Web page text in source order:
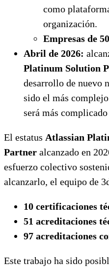
como
organización.
Empresas de
Abril de 2026:
Platinum Solution
desarrollo de nuevo
sido el más
será más
El estatus Atlassian
Partner alcanzado en
esfuerzo colectivo
alcanzarlo, el equipo de
10 certificaciones
51 acreditaciones
97 acreditaciones
Este trabajo ha sido